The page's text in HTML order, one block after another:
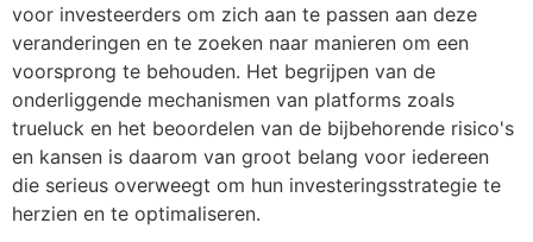
voor investeerders om zich aan te passen aan deze
veranderingen en te zoeken naar manieren om een
voorsprong te behouden. Het begrijpen van de
onderliggende mechanismen van platforms zoals
trueluck en het beoordelen van de bijbehorende risico's
en kansen is daarom van groot belang voor iedereen
die serieus overweegt om hun investeringsstrategie te
herzien en te optimaliseren.